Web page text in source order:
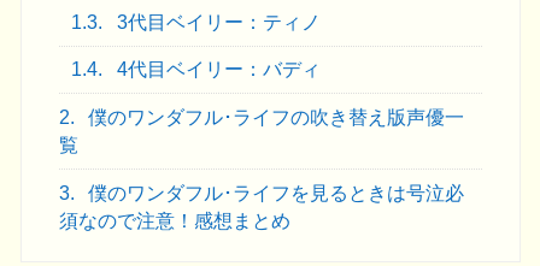
1.3. 3代目ベイリー：ティノ
1.4. 4代目ベイリー：バディ
2.
僕のワンダフル･ライフの吹き替え版声優一
覧
3.
僕のワンダフル･ライフを見るときは号泣必
須なので注意！感想まとめ